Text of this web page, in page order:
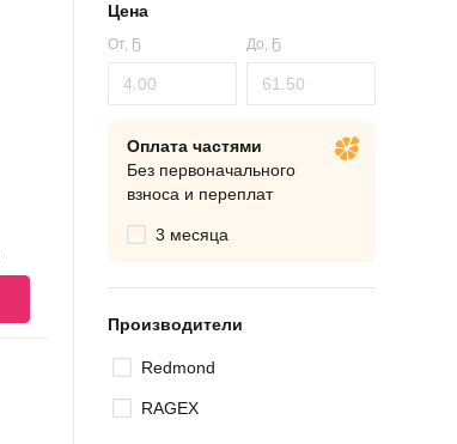
Цена
От, Ҕ До, Ҕ
Оплата частями
Без первоначального
взноса и переплат
3 месяца
Производители
Redmond
RAGEX